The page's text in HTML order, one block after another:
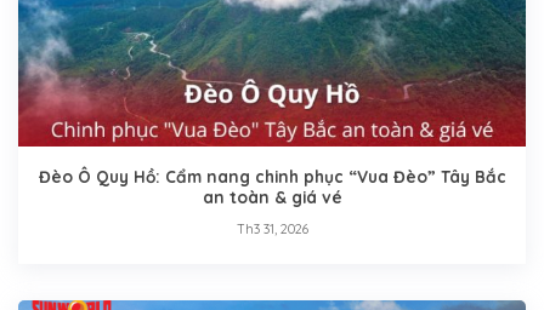
Đèo Ô Quy Hồ: Cẩm nang chinh phục “Vua Đèo” Tây Bắc
an toàn & giá vé
Th3 31, 2026